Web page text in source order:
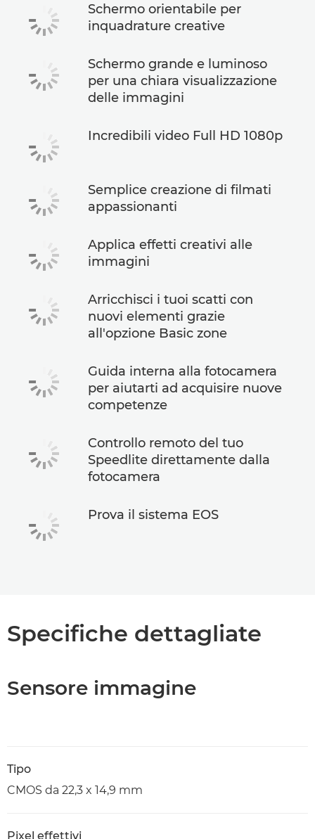
Schermo orientabile per
inquadrature creative
Schermo grande e luminoso
per una chiara visualizzazione
delle immagini
Incredibili video Full HD 1080p
Semplice creazione di filmati
appassionanti
Applica effetti creativi alle
immagini
Arricchisci i tuoi scatti con
nuovi elementi grazie
all'opzione Basic zone
Guida interna alla fotocamera
per aiutarti ad acquisire nuove
competenze
Controllo remoto del tuo
Speedlite direttamente dalla
fotocamera
Prova il sistema EOS
Specifiche dettagliate
Sensore immagine
Tipo
CMOS da 22,3 x 14,9 mm
Pixel effettivi